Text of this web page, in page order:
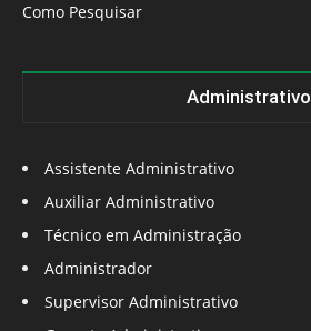
Como Pesquisar
Administrativo
Assistente Administrativo
Auxiliar Administrativo
Técnico em Administração
Administrador
Supervisor Administrativo